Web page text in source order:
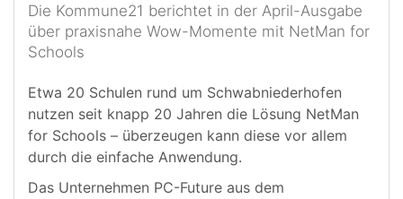
Die Kommune21 berichtet in der April-Ausgabe
über praxisnahe Wow-Momente mit NetMan for
Schools
Etwa 20 Schulen rund um Schwabniederhofen
nutzen seit knapp 20 Jahren die Lösung NetMan
for Schools – überzeugen kann diese vor allem
durch die einfache Anwendung.
Das Unternehmen PC-Future aus dem